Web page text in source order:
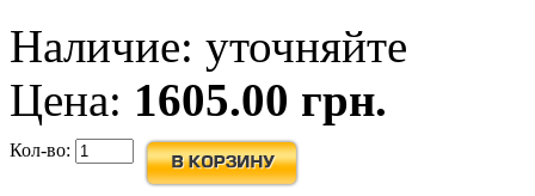
Наличие: уточняйте
Цена: 1605.00 грн.
Кол-во: